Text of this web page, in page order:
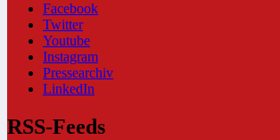
Facebook
Twitter
Youtube
Instagram
Pressearchiv
LinkedIn
RSS-Feeds